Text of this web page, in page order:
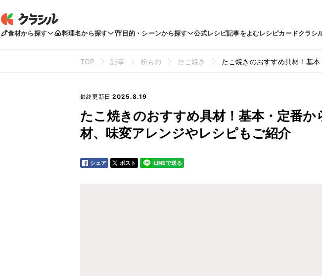
食材から探す 料理名から探す 目的・シーンから探す 公式レシピ記事をよむレシピカードクラシ
TOP 記事 粉もの たこ焼き たこ焼きのおすすめ具材！基
最終更新日 2025.8.19
たこ焼きのおすすめ具材！基本・定番か
材、味変アレンジやレシピもご紹介
シェア ポスト LINEで送る